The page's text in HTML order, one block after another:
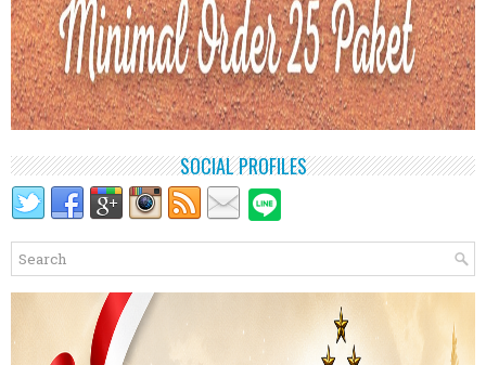
SOCIAL PROFILES